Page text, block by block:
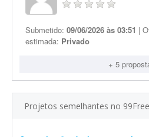
Submetido: 09/06/2026 às 03:51 |
estimada: Privado
+ 5
Projetos semelhantes no